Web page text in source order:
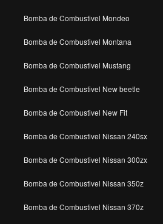
Bomba de Combustivel Mondeo
Bomba de Combustivel Montana
Bomba de Combustivel Mustang
Bomba de Combustivel New beetle
Bomba de Combustivel New Fit
Bomba de Combustivel Nissan 240sx
Bomba de Combustivel Nissan 300zx
Bomba de Combustivel Nissan 350z
Bomba de Combustivel Nissan 370z